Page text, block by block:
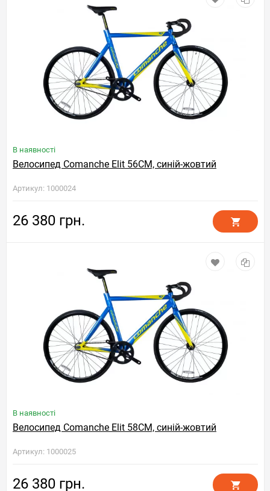
В наявності
Велосипед Comanche Elit 56CM, синій-жовтий
Артикул: 1000024
26 380 грн.
В наявності
Велосипед Comanche Elit 58CM, синій-жовтий
Артикул: 1000025
26 380 грн.